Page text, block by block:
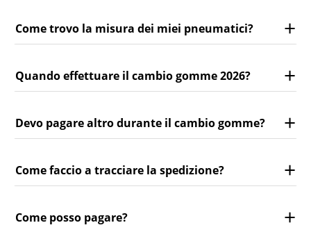
Come trovo la misura dei miei pneumatici?
Quando effettuare il cambio gomme 2026?
Devo pagare altro durante il cambio gomme?
Come faccio a tracciare la spedizione?
Come posso pagare?